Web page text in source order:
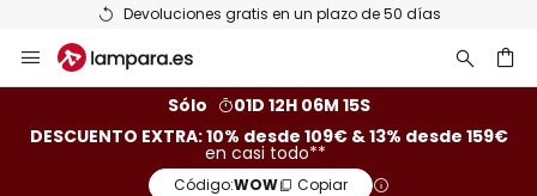
Devoluciones gratis en un plazo de 50 días
al
Sólo
01D 12H 06M 14S
DESCUENTO EXTRA: 10% desde 109€ & 13% desde 159€
en casi todo**
Código:WOW Copiar